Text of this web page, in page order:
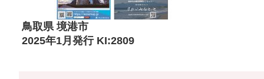
鳥取県 境港市
2025年1月発行 KI:2809